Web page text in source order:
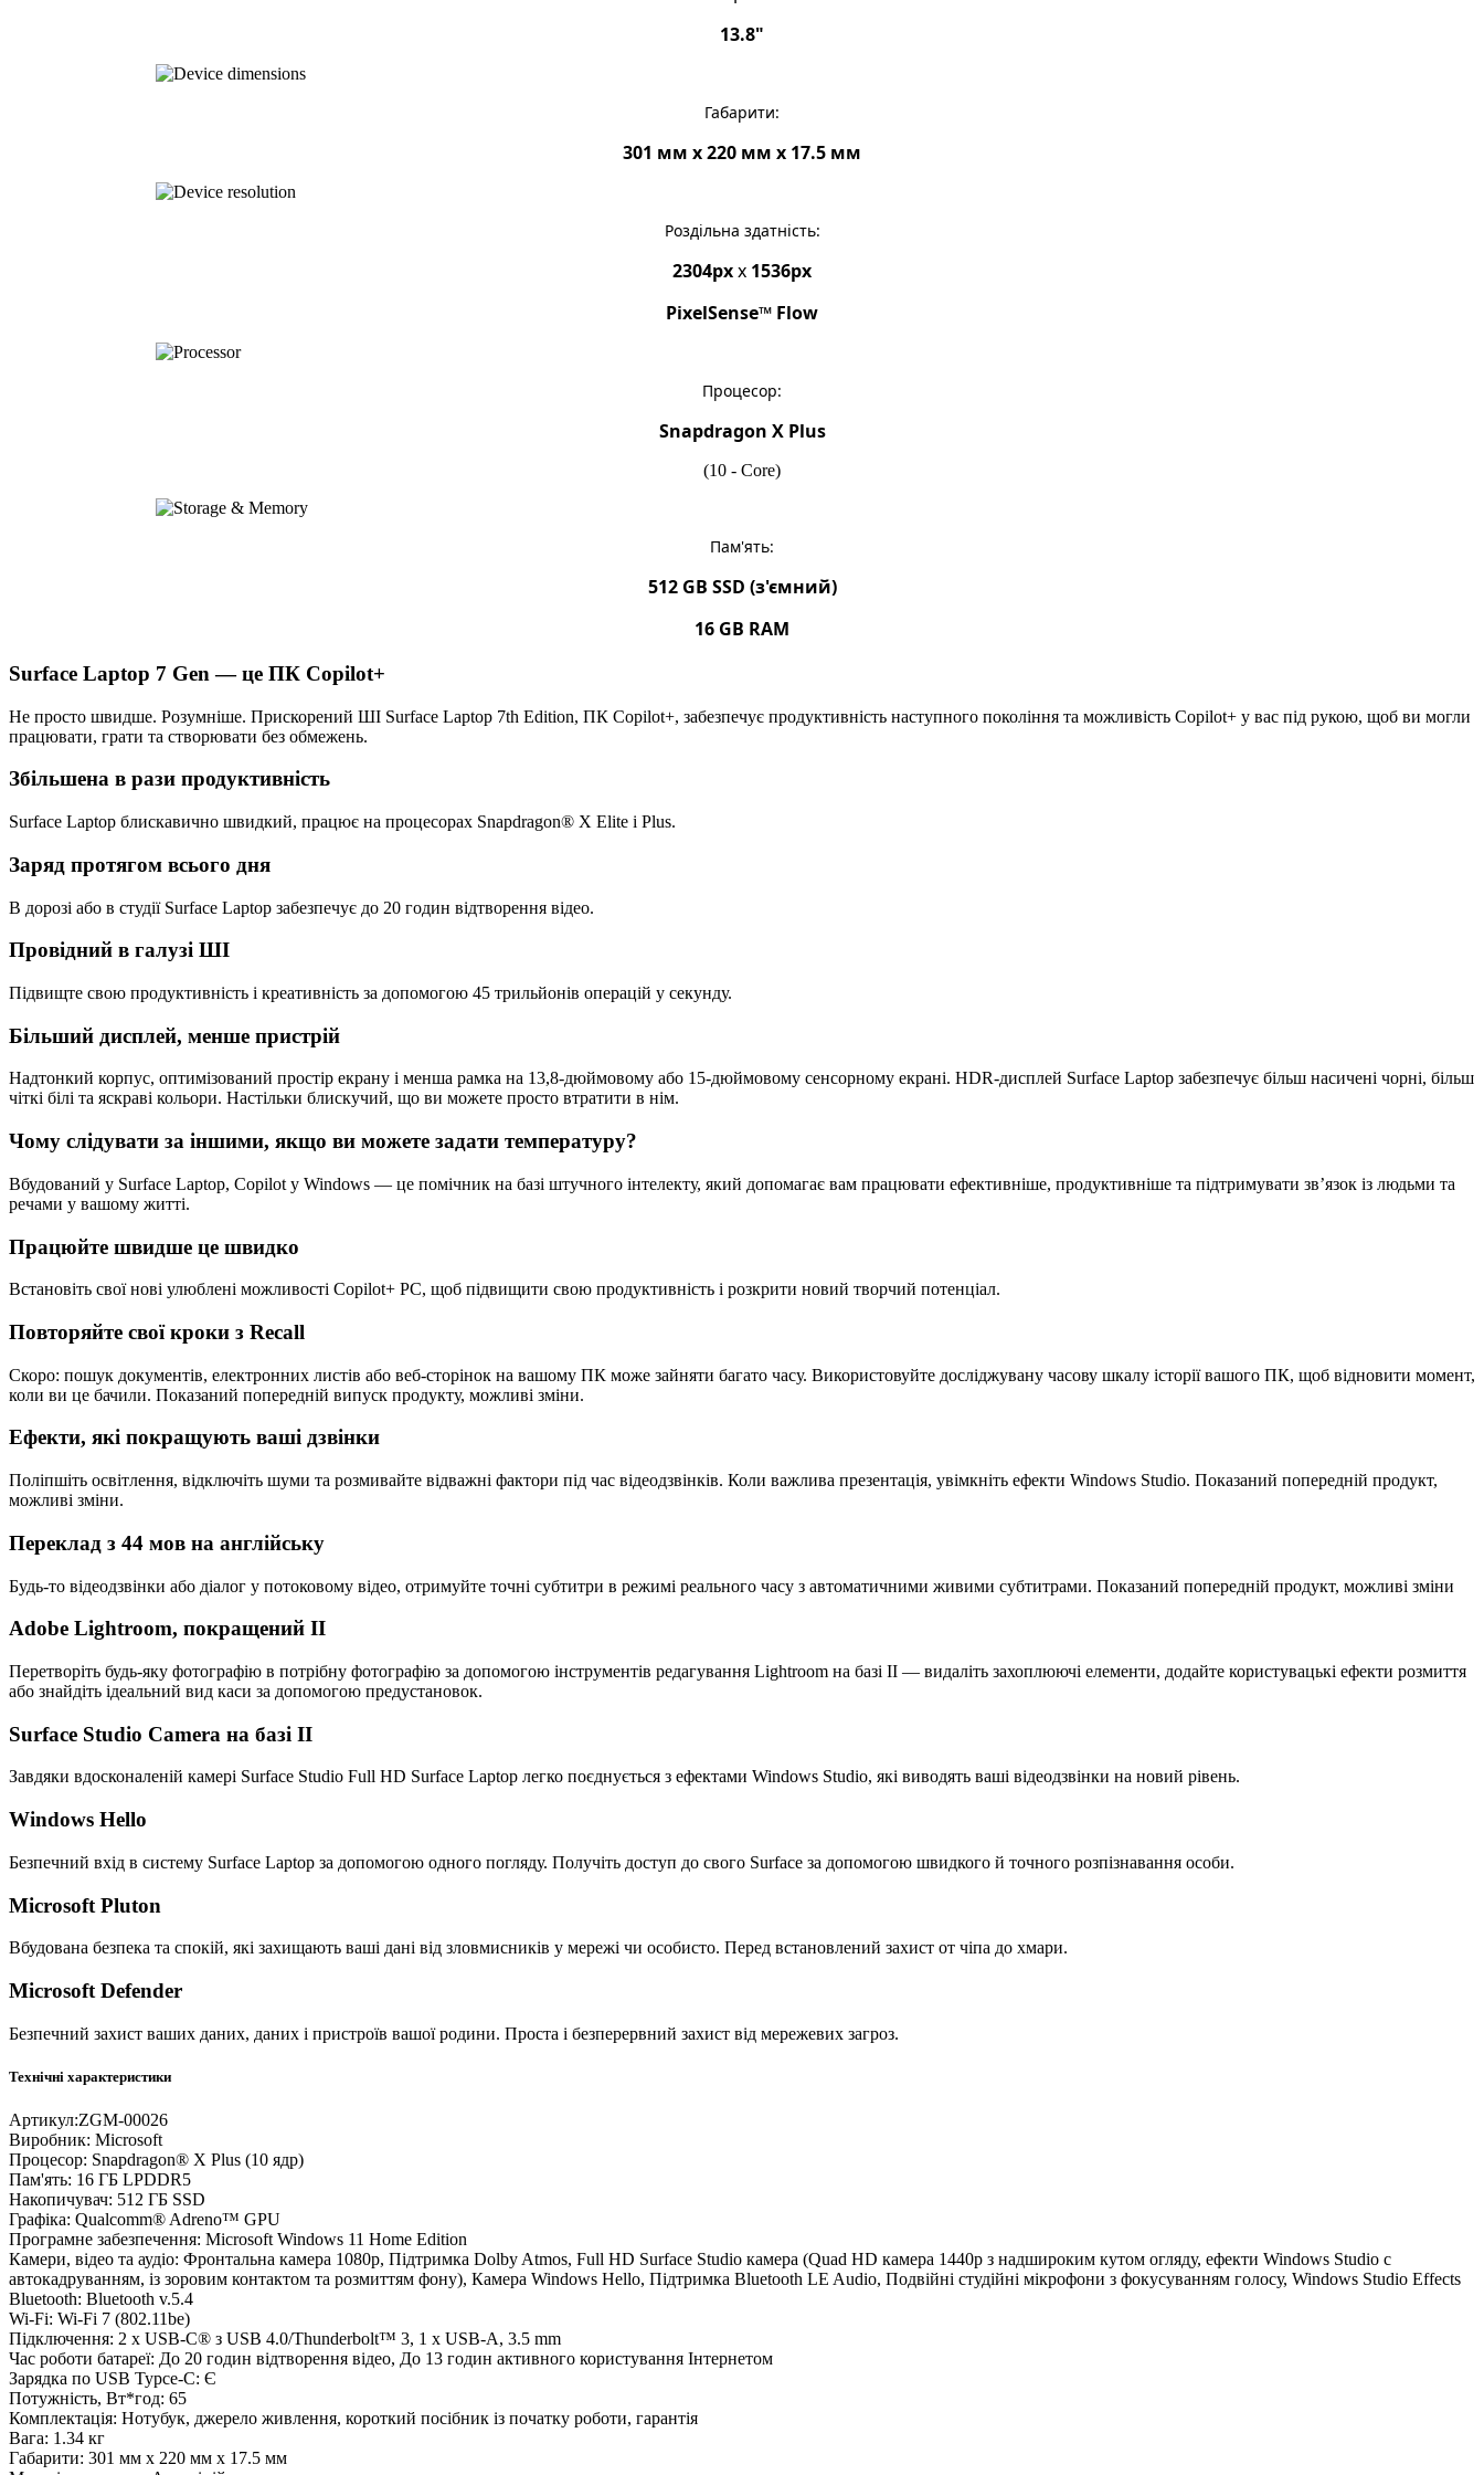
13.8"
Габарити:
301 мм x 220 мм x 17.5 мм
Роздільна здатність:
2304pxx 1536px
PixelSense™ Flow
Процесор:
Snapdragon X Plus
(10 - Core)
Пам'ять:
512GB SSD (з'ємний)
16 GB RAM
Surface Laptop 7 Gen — це ПК Copilot+
Не просто швидше. Розумніше. Прискорений ШІ Surface Laptop 7th Edition, ПК Copilot+, забезпечує продуктивність наступного покоління та можливість Copilot+ у вас під рукою, щоб ви могли
працювати, грати та створювати без обмежень.
Збільшена в рази продуктивність
Surface Laptop блискавично швидкий, працює на процесорах Snapdragon® X Elite і Plus.
Заряд протягом всього дня
В дорозі або в студії Surface Laptop забезпечує до 20 годин відтворення відео.
Провідний в галузі ШІ
Підвищте свою продуктивність і креативність за допомогою 45 трильйонів операцій у секунду.
Більший дисплей, менше пристрій
Надтонкий корпус, оптимізований простір екрану і менша рамка на 13,8-дюймовому або 15-дюймовому сенсорному екрані. HDR-дисплей Surface Laptop забезпечує більш насичені чорні, більш
чіткі білі та яскраві кольори. Настільки блискучий, що ви можете просто втратити в нім.
Чому слідувати за іншими, якщо ви можете задати температуру?
Вбудований у Surface Laptop, Copilot у Windows — це помічник на базі штучного інтелекту, який допомагає вам працювати ефективніше, продуктивніше та підтримувати зв’язок із людьми та
речами у вашому житті.
Працюйте швидше це швидко
Встановіть свої нові улюблені можливості Copilot+ PC, щоб підвищити свою продуктивність і розкрити новий творчий потенціал.
Повторяйте свої кроки з Recall
Скоро: пошук документів, електронних листів або веб-сторінок на вашому ПК може зайняти багато часу. Використовуйте досліджувану часову шкалу історії вашого ПК, щоб відновити момент,
коли ви це бачили. Показаний попередній випуск продукту, можливі зміни.
Ефекти, які покращують ваші дзвінки
Поліпшіть освітлення, відключіть шуми та розмивайте відважні фактори під час відеодзвінків. Коли важлива презентація, увімкніть ефекти Windows Studio. Показаний попередній продукт,
можливі зміни.
Переклад з 44 мов на англійську
Будь-то відеодзвінки або діалог у потоковому відео, отримуйте точні субтитри в режимі реального часу з автоматичними живими субтитрами. Показаний попередній продукт, можливі зміни
Adobe Lightroom, покращений II
Перетворіть будь-яку фотографію в потрібну фотографію за допомогою інструментів редагування Lightroom на базі II — видаліть захоплюючі елементи, додайте користувацькі ефекти розмиття
або знайдіть ідеальний вид каси за допомогою предустановок.
Surface Studio Camera на базі II
Завдяки вдосконаленій камері Surface Studio Full HD Surface Laptop легко поєднується з ефектами Windows Studio, які виводять ваші відеодзвінки на новий рівень.
Windows Hello
Безпечний вхід в систему Surface Laptop за допомогою одного погляду. Получіть доступ до свого Surface за допомогою швидкого й точного розпізнавання особи.
Microsoft Pluton
Вбудована безпека та спокій, які захищають ваші дані від зловмисників у мережі чи особисто. Перед встановлений захист от чіпа до хмари.
Microsoft Defender
Безпечний захист ваших даних, даних і пристроїв вашої родини. Проста і безперервний захист від мережевих загроз.
Технічні характеристики
Артикул:ZGM-00026
Виробник: Microsoft
Процесор: Snapdragon® X Plus (10 ядр)
Пам'ять: 16 ГБ LPDDR5
Накопичувач: 512 ГБ SSD
Графіка: Qualcomm® Adreno™ GPU
Програмне забезпечення: Microsoft Windows 11 Home Edition
Камери, відео та аудіо: Фронтальна камера 1080p, Підтримка Dolby Atmos, Full HD Surface Studio камера (Quad HD камера 1440p з надшироким кутом огляду, ефекти Windows Studio c
автокадруванням, із зоровим контактом та розмиттям фону), Камера Windows Hello, Підтримка Bluetooth LE Audio, Подвійні студійні мікрофони з фокусуванням голосу, Windows Studio Effects
Bluetooth: Bluetooth v.5.4
Wi-Fi: Wi-Fi 7 (802.11be)
Підключення: 2 x USB-C® з USB 4.0/Thunderbolt™ 3, 1 x USB-A, 3.5 mm
Час роботи батареї: До 20 годин відтворення відео, До 13 годин активного користування Інтернетом
Зарядка по USB Typce-C: Є
Потужність, Вт*год: 65
Комплектація: Нотубук, джерело живлення, короткий посібник із початку роботи, гарантія
Вага: 1.34 кг
Габарити: 301 мм x 220 мм x 17.5 мм